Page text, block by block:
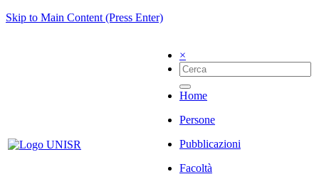
Skip to Main Content (Press Enter)
×
Home
Persone
Pubblicazioni
Facoltà